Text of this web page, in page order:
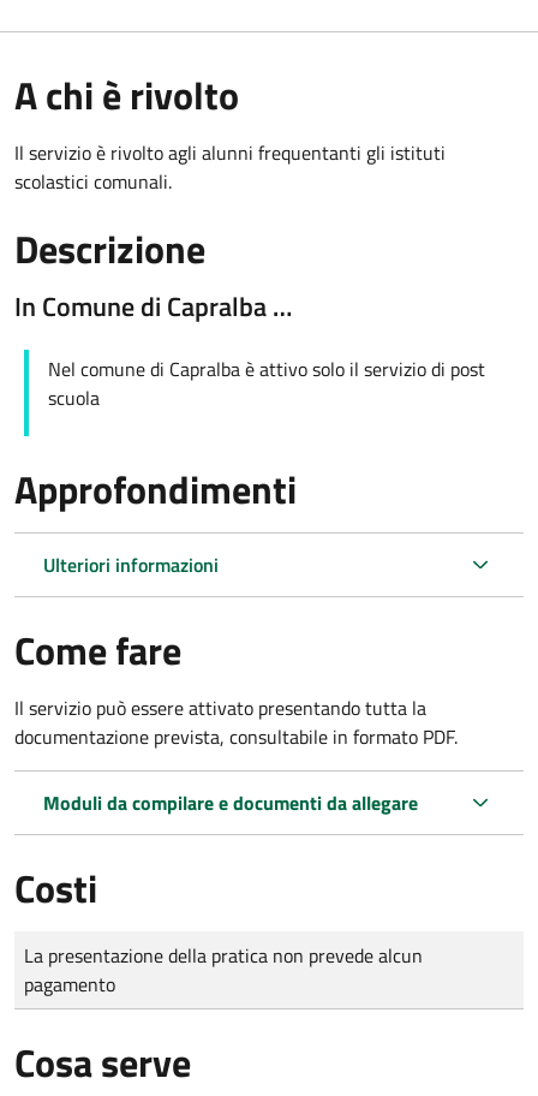
A chi è rivolto
Il servizio è rivolto agli alunni frequentanti gli istituti
scolastici comunali.
Descrizione
In Comune di Capralba …
Nel comune di Capralba è attivo solo il servizio di post
scuola
Approfondimenti
Ulteriori informazioni
Come fare
Il servizio può essere attivato presentando tutta la
documentazione prevista, consultabile in formato PDF.
Moduli da compilare e documenti da allegare
Costi
Tipo di pagamento
Importo
La presentazione della pratica non prevede alcun
pagamento
Cosa serve